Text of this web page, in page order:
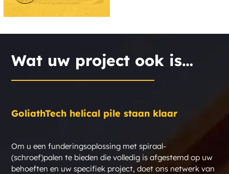
Wat uw project ook is…
GoliathTech helical pile staan klaar
Om u een funderingsoplossing met spiraal-
(schroef)palen te bieden die volledig is afgestemd op uw
behoeften en uw specifiek project, doet ons netwerk van